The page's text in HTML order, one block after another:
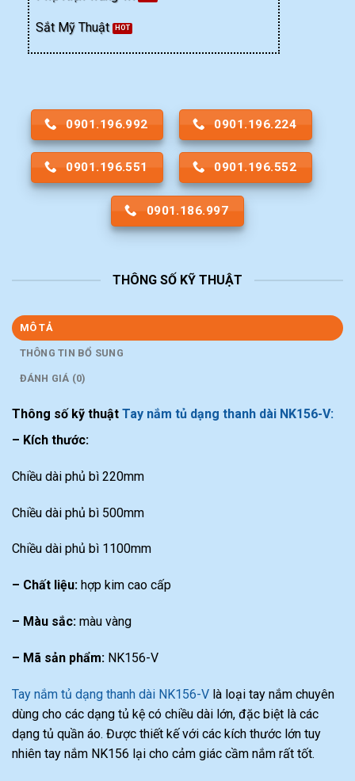
Sắt Mỹ Thuật
0901.196.992 0901.196.224
0901.196.551 0901.196.552
0901.186.997
THÔNG SỐ KỸ THUẬT
MÔ TẢ
THÔNG TIN BỔ SUNG
ĐÁNH GIÁ (0)
Thông số kỹ thuật Tay nắm tủ dạng thanh dài NK156-V:
– Kích thước:
Chiều dài phủ bì 220mm
Chiều dài phủ bì 500mm
Chiều dài phủ bì 1100mm
– Chất liệu: hợp kim cao cấp
– Màu sắc: màu vàng
– Mã sản phẩm: NK156-V
Tay nắm tủ dạng thanh dài NK156-V là loại tay nắm chuyên
dùng cho các dạng tủ kệ có chiều dài lớn, đặc biệt là các
dạng tủ quần áo. Được thiết kế với các kích thước lớn tuy
nhiên tay nắm NK156 lại cho cảm giác cầm nắm rất tốt.